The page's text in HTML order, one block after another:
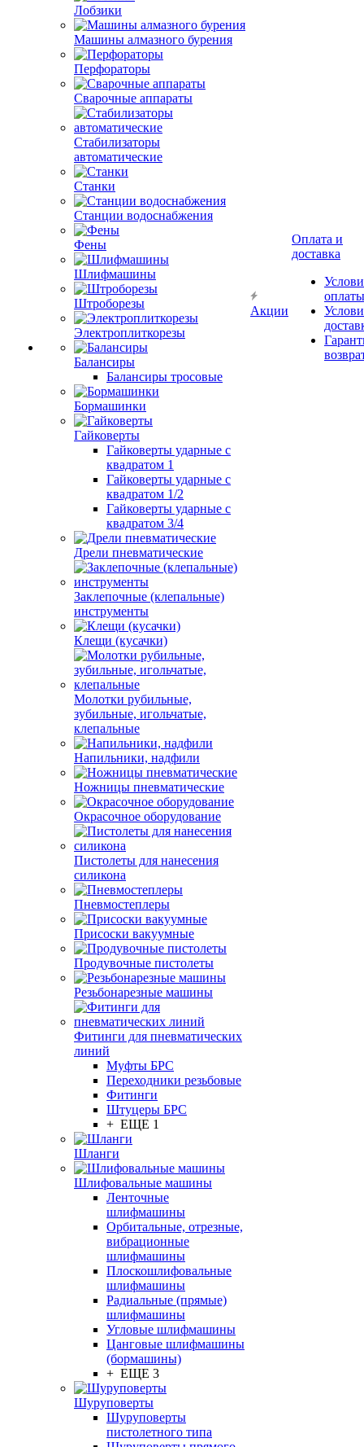
Лобзики
Машины алмазного бурения
Перфораторы
Сварочные аппараты
Стабилизаторы
автоматические
Станки
Станции водоснабжения
Фены
Шлифмашины
Штроборезы
Электроплиткорезы
Балансиры
Балансиры тросовые
Бормашинки
Гайковерты
Гайковерты ударные с
квадратом 1
Гайковерты ударные с
квадратом 1/2
Гайковерты ударные с
квадратом 3/4
Дрели пневматические
Заклепочные (клепальные)
инструменты
Клещи (кусачки)
Молотки рубильные,
зубильные, игольчатые,
клепальные
Напильники, надфили
Ножницы пневматические
Окрасочное оборудование
Пистолеты для нанесения
силикона
Пневмостеплеры
Присоски вакуумные
Продувочные пистолеты
Резьбонарезные машины
Фитинги для пневматических
линий
Муфты БРС
Переходники резьбовые
Фитинги
Штуцеры БРС
+ ЕЩЕ 1
Шланги
Шлифовальные машины
Ленточные
шлифмашины
Орбитальные, отрезные,
вибрационные
шлифмашины
Плоскошлифовальные
шлифмашины
Радиальные (прямые)
шлифмашины
Угловые шлифмашины
Цанговые шлифмашины
(бормашины)
+ ЕЩЕ 3
Шуруповерты
Шуруповерты
пистолетного типа
Акции
Оплата и
доставка
оплаты